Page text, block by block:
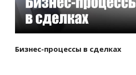
Бизнес-процессы в сделках